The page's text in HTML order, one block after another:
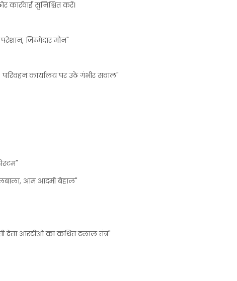
कार्रवाई सुनिश्चित करें।
जिम्मेदार मौन"
कार्यालय पर उठे गंभीर सवाल"
आम आदमी बेहाल"
देता आरटीओ का कथित दलाल तंत्र"